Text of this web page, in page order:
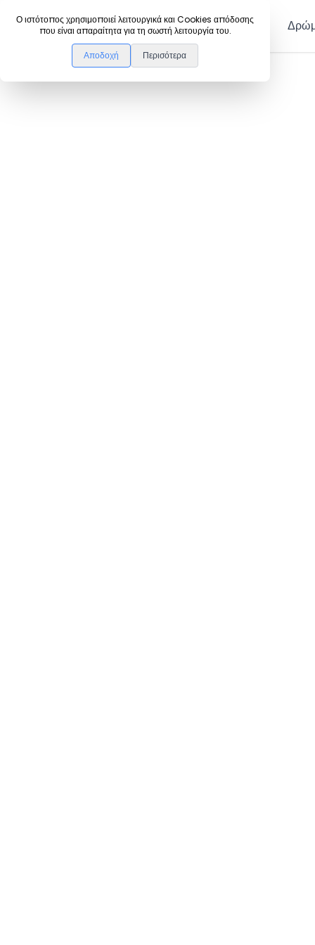
Ο ιστότοπος χρησιμοποιεί λειτουργικά και Cookies απόδοσης
που είναι απαραίτητα για τη σωστή λειτουργία του.
Αποδοχή Περισότερα
DanceLink Μέλη